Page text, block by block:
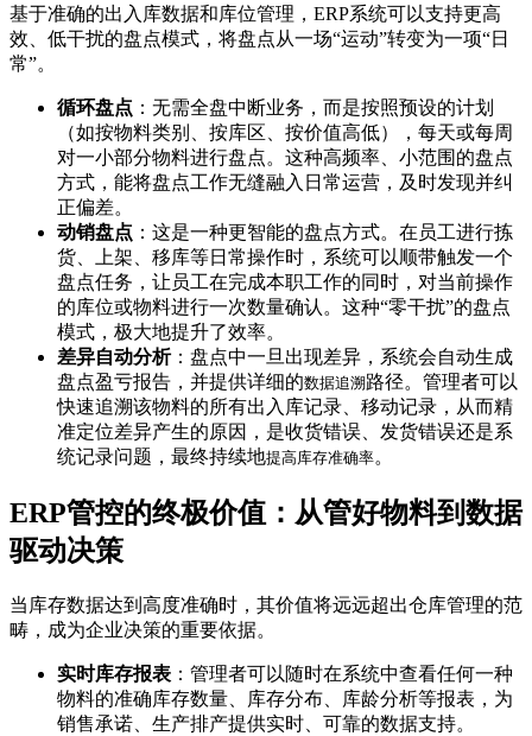
基于准确的出入库数据和库位管理，ERP系统可以支持更高
效、低干扰的盘点模式，将盘点从一场“运动”转变为一项“日
常”。
循环盘点 ：无需全盘中断业务，而是按照预设的计划
（如按物料类别、按库区、按价值高低），每天或每周
对一小部分物料进行盘点。这种高频率、小范围的盘点
方式，能将盘点工作无缝融入日常运营，及时发现并纠
正偏差。
动销盘点 ：这是一种更智能的盘点方式。在员工进行拣
货、上架、移库等日常操作时，系统可以顺带触发一个
盘点任务，让员工在完成本职工作的同时，对当前操作
的库位或物料进行一次数量确认。这种“零干扰”的盘点
模式，极大地提升了效率。
差异自动分析：盘点中一旦出现差异，系统会自动生成
盘点盈亏报告，并提供详细的数据追溯路径。管理者可以
快速追溯该物料的所有出入库记录、移动记录，从而精
准定位差异产生的原因，是收货错误、发货错误还是系
统记录问题，最终持续地提高库存准确率。
ERP管控的终极价值：从管好物料到数据
驱动决策
当库存数据达到高度准确时，其价值将远远超出仓库管理的范
畴，成为企业决策的重要依据。
实时库存报表 ：管理者可以随时在系统中查看任何一种
物料的准确库存数量、库存分布、库龄分析等报表，为
销售承诺、生产排产提供实时、可靠的数据支持。